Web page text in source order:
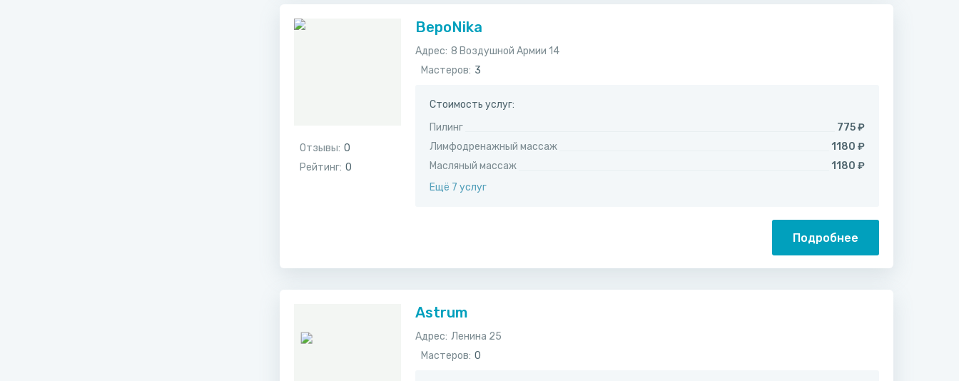
Отзывы: 0
Рейтинг: 0
ВероNika
Адрес: ​8 Воздушной Армии 14
Мастеров: 3
Стоимость услуг:
Пилинг
775 ₽
Лимфодренажный массаж
1180 ₽
Масляный массаж
1180 ₽
Ещё 7 услуг
Подробнее
Astrum
Адрес: ​Ленина 25
Мастеров: 0